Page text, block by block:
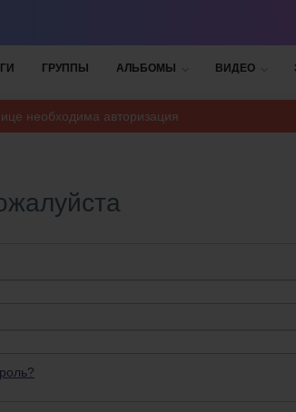
ГРУППЫ АЛЬБОМЫ ВИДЕО
необходима авторизация